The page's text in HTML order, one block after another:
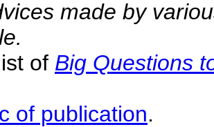
made by
of Big Questions
of publication.